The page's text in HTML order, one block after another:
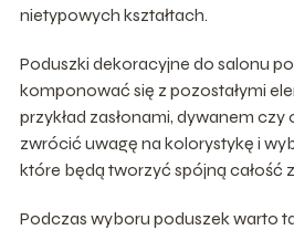
nietypowych kształtach.
Poduszki dekoracyjne do salonu
komponować się z pozostałymi
przykład zasłonami, dywanem
zwrócić uwagę na kolorystykę i
które będą tworzyć spójną całość
Podczas wyboru poduszek warto